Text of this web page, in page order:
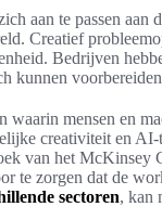
aan te passen aan
Creatief
Bedrijven
kunnen
mensen en
creativiteit en
van het McKinsey
te zorgen dat de
sectoren, kan